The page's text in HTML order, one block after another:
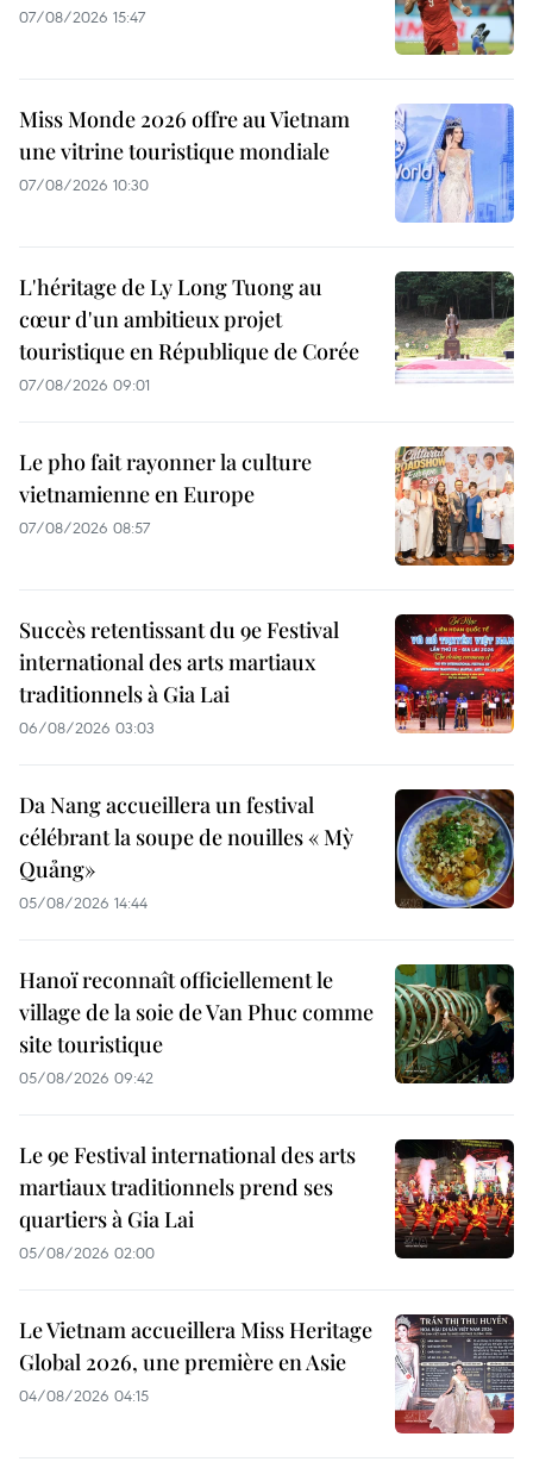
07/08/2026 15:47
Miss Monde 2026 offre au Vietnam
une vitrine touristique mondiale
07/08/2026 10:30
L'héritage de Ly Long Tuong au
cœur d'un ambitieux projet
touristique en République de Corée
07/08/2026 09:01
Le pho fait rayonner la culture
vietnamienne en Europe
07/08/2026 08:57
Succès retentissant du 9e Festival
international des arts martiaux
traditionnels à Gia Lai
06/08/2026 03:03
Da Nang accueillera un festival
célébrant la soupe de nouilles « Mỳ
Quảng»
05/08/2026 14:44
Hanoï reconnaît officiellement le
village de la soie de Van Phuc comme
site touristique
05/08/2026 09:42
Le 9e Festival international des arts
martiaux traditionnels prend ses
quartiers à Gia Lai
05/08/2026 02:00
Le Vietnam accueillera Miss Heritage
Global 2026, une première en Asie
04/08/2026 04:15